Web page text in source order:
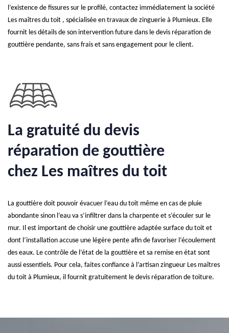
l’existence de fissures sur le profilé, contactez immédiatement la société
Les maîtres du toit , spécialisée en travaux de zinguerie à Plumieux. Elle
fournit les détails de son intervention future dans le devis réparation de
gouttière pendante, sans frais et sans engagement pour le client.
La gratuité du devis
réparation de gouttière
chez Les maîtres du toit
La gouttière doit pouvoir évacuer l’eau du toit même en cas de pluie
abondante sinon l’eau va s’infiltrer dans la charpente et s’écouler sur le
mur. Il est important de choisir une gouttière adaptée surface du toit et
dont l’installation accuse une légère pente afin de favoriser l’écoulement
des eaux. Le contrôle de l’état de la gouttière et sa remise en état sont
aussi essentiels. Pour cela, faites confiance à l’artisan zingueur Les maîtres
du toit à Plumieux, il fournit gratuitement le devis réparation de toiture.